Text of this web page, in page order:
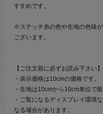
すすめです。
※ステッチ糸の色や生地の色味
ございます。
【ご注文前に必ずお読み下さい】
・表示価格は10cmの価格です。
・生地は10cmから10cm単位で
・ご覧になるディスプレイ環境
なる場合があります。